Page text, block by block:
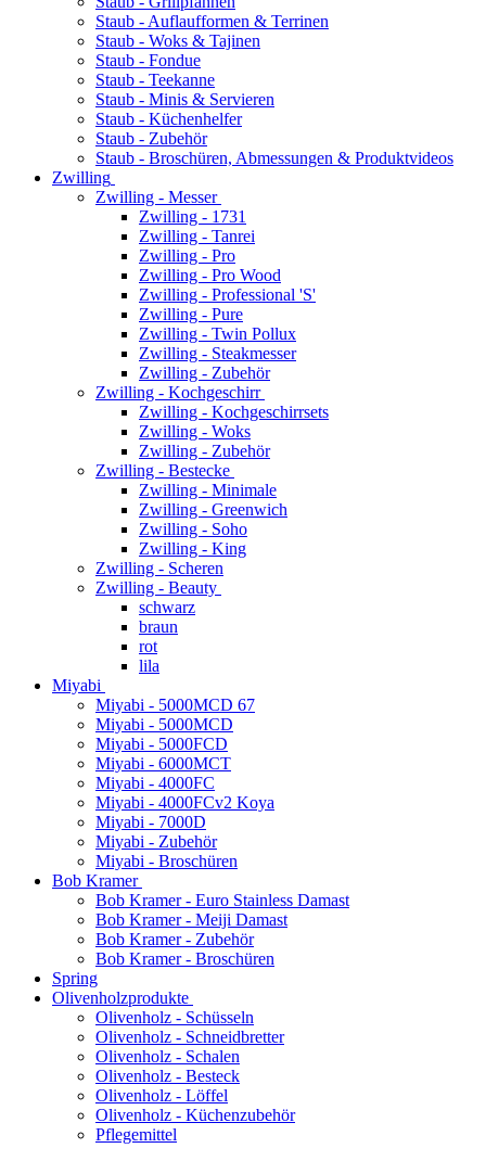
Staub - Auflaufformen & Terrinen
Staub - Woks & Tajinen
Staub - Fondue
Staub - Teekanne
Staub - Minis & Servieren
Staub - Küchenhelfer
Staub - Zubehör
Staub - Broschüren, Abmessungen & Produktvideos
Zwilling
Zwilling - Messer
Zwilling - 1731
Zwilling - Tanrei
Zwilling - Pro
Zwilling - Pro Wood
Zwilling - Professional 'S'
Zwilling - Pure
Zwilling - Twin Pollux
Zwilling - Steakmesser
Zwilling - Zubehör
Zwilling - Kochgeschirr
Zwilling - Kochgeschirrsets
Zwilling - Woks
Zwilling - Zubehör
Zwilling - Bestecke
Zwilling - Minimale
Zwilling - Greenwich
Zwilling - Soho
Zwilling - King
Zwilling - Scheren
Zwilling - Beauty
schwarz
braun
rot
lila
Miyabi
Miyabi - 5000MCD 67
Miyabi - 5000MCD
Miyabi - 5000FCD
Miyabi - 6000MCT
Miyabi - 4000FC
Miyabi - 4000FCv2 Koya
Miyabi - 7000D
Miyabi - Zubehör
Miyabi - Broschüren
Bob Kramer
Bob Kramer - Euro Stainless Damast
Bob Kramer - Meiji Damast
Bob Kramer - Zubehör
Bob Kramer - Broschüren
Spring
Olivenholzprodukte
Olivenholz - Schüsseln
Olivenholz - Schneidbretter
Olivenholz - Schalen
Olivenholz - Besteck
Olivenholz - Löffel
Olivenholz - Küchenzubehör
Pflegemittel